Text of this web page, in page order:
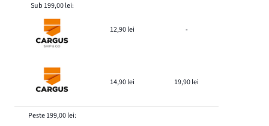
Sub 199,00 lei:
12,90 lei -
14,90 lei 19,90 lei
Peste 199,00 lei: